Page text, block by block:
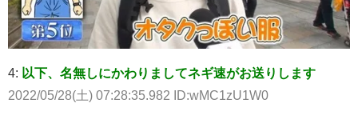
4: 以下、名無しにかわりましてネギ速がお送りします
2022/05/28(土) 07:28:35.982 ID:wMC1zU1W0